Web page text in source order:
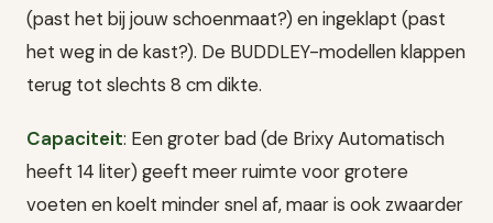
(past het bij jouw schoenmaat?) en ingeklapt (past
het weg in de kast?). De BUDDLEY-modellen klappen
terug tot slechts 8 cm dikte.
Capaciteit: Een groter bad (de Brixy Automatisch
heeft 14 liter) geeft meer ruimte voor grotere
voeten en koelt minder snel af, maar is ook zwaarder